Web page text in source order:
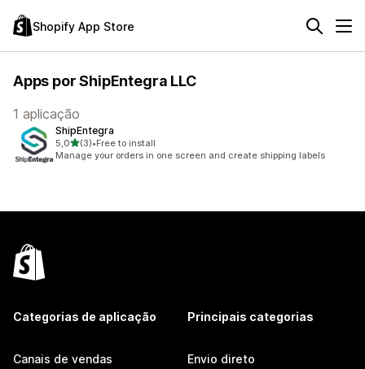
Shopify App Store
Apps por ShipEntegra LLC
1 aplicação
ShipEntegra
5,0de 5 estrelas
(3)
3 total de avaliações
•Free to install
Manage your orders in one screen and create shipping labels
Categorias de aplicação
Canais de vendas
Principais categorias
Envio direto